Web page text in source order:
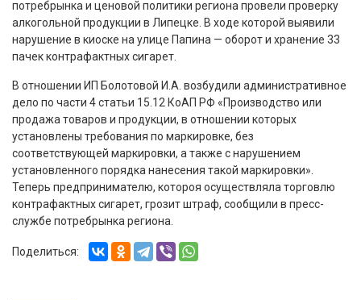
потребрынка и ценовой политики региона провели проверку
алкогольной продукции в Липецке. В ходе которой выявили
нарушение в киоске на улице Папина — оборот и хранение 33
пачек контрафактных сигарет.
В отношении ИП Болотовой И.А. возбудили административное
дело по части 4 статьи 15.12 КоАП РФ «Производство или
продажа товаров и продукции, в отношении которых
установлены требования по маркировке, без
соответствующей маркировки, а также с нарушением
установленного порядка нанесения такой маркировки».
Теперь предпринимателю, котороя осуществляла торговлю
контрафактных сигарет, грозит штраф, сообщили в пресс-
службе потребрынка региона.
Поделиться: